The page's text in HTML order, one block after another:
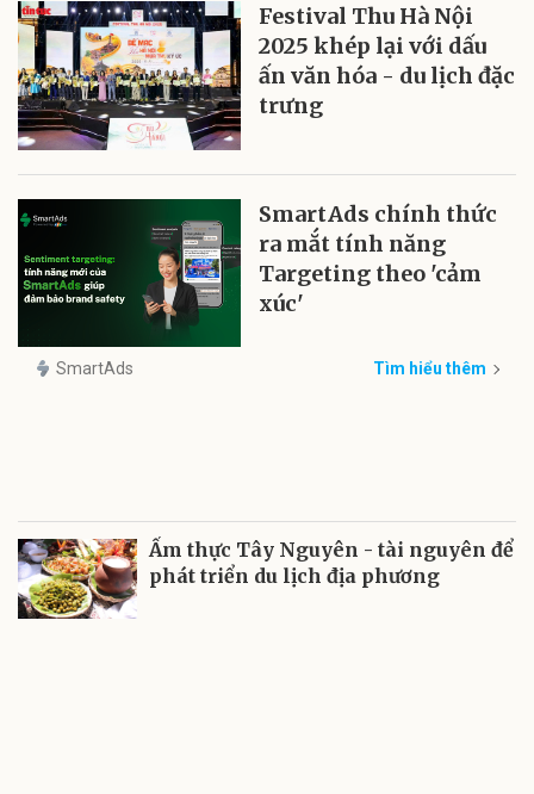
Festival Thu Hà Nội
2025 khép lại với dấu
ấn văn hóa - du lịch đặc
trưng
SmartAds chính thức
ra mắt tính năng
Targeting theo 'cảm
xúc'
SmartAds Tìm hiểu thêm
Ẩm thực Tây Nguyên - tài nguyên để
phát triển du lịch địa phương